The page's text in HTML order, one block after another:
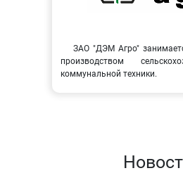
ЗАО "ДЭМ Агро"
производством
коммунальной техники.